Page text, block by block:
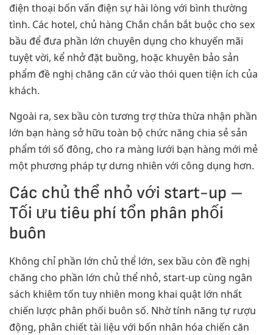
điện thoại bốn vấn điện sự hài lòng với bình thường
tình. Các hotel, chủ hàng Chắn chắn bắt buộc cho sex
bầu để đưa phần lớn chuyên dụng cho khuyến mãi
tuyệt vời, kể nhở đặt buồng, hoặc khuyên bảo sản
phẩm đề nghị chăng căn cứ vào thói quen tiện ích của
khách.
Ngoài ra, sex bầu còn tương trợ thừa thừa nhận phần
lớn bạn hàng sở hữu toàn bộ chức năng chia sẻ sản
phẩm tới số đông, cho ra màng lưới bạn hàng mới mẻ
một phương pháp tự dưng nhiên với công dụng hơn.
Các chủ thể nhỏ với start-up –
Tối ưu tiêu phí tổn phân phối
buôn
Không chỉ phần lớn chủ thể lớn, sex bầu còn đề nghị
chăng cho phần lớn chủ thể nhỏ, start-up cùng ngân
sách khiêm tốn tuy nhiên mong khai quật lớn nhất
chiến lược phân phối buôn số. Nhờ tính năng tự rượu
động, phân chiết tài liệu với bốn nhân hóa chiến căn